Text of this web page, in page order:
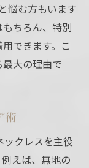
悩む方もいます
ちろん、特別
できます。こ
大の理由で
術
クレスを主役
えば、無地の